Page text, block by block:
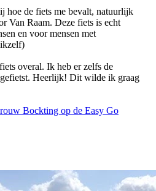
hoe de fiets me bevalt, natuurlijk
Van Raam. Deze fiets is echt
en voor mensen met
overal. Ik heb er zelfs de
gefietst. Heerlijk! Dit wilde ik graag
Bockting op de Easy Go